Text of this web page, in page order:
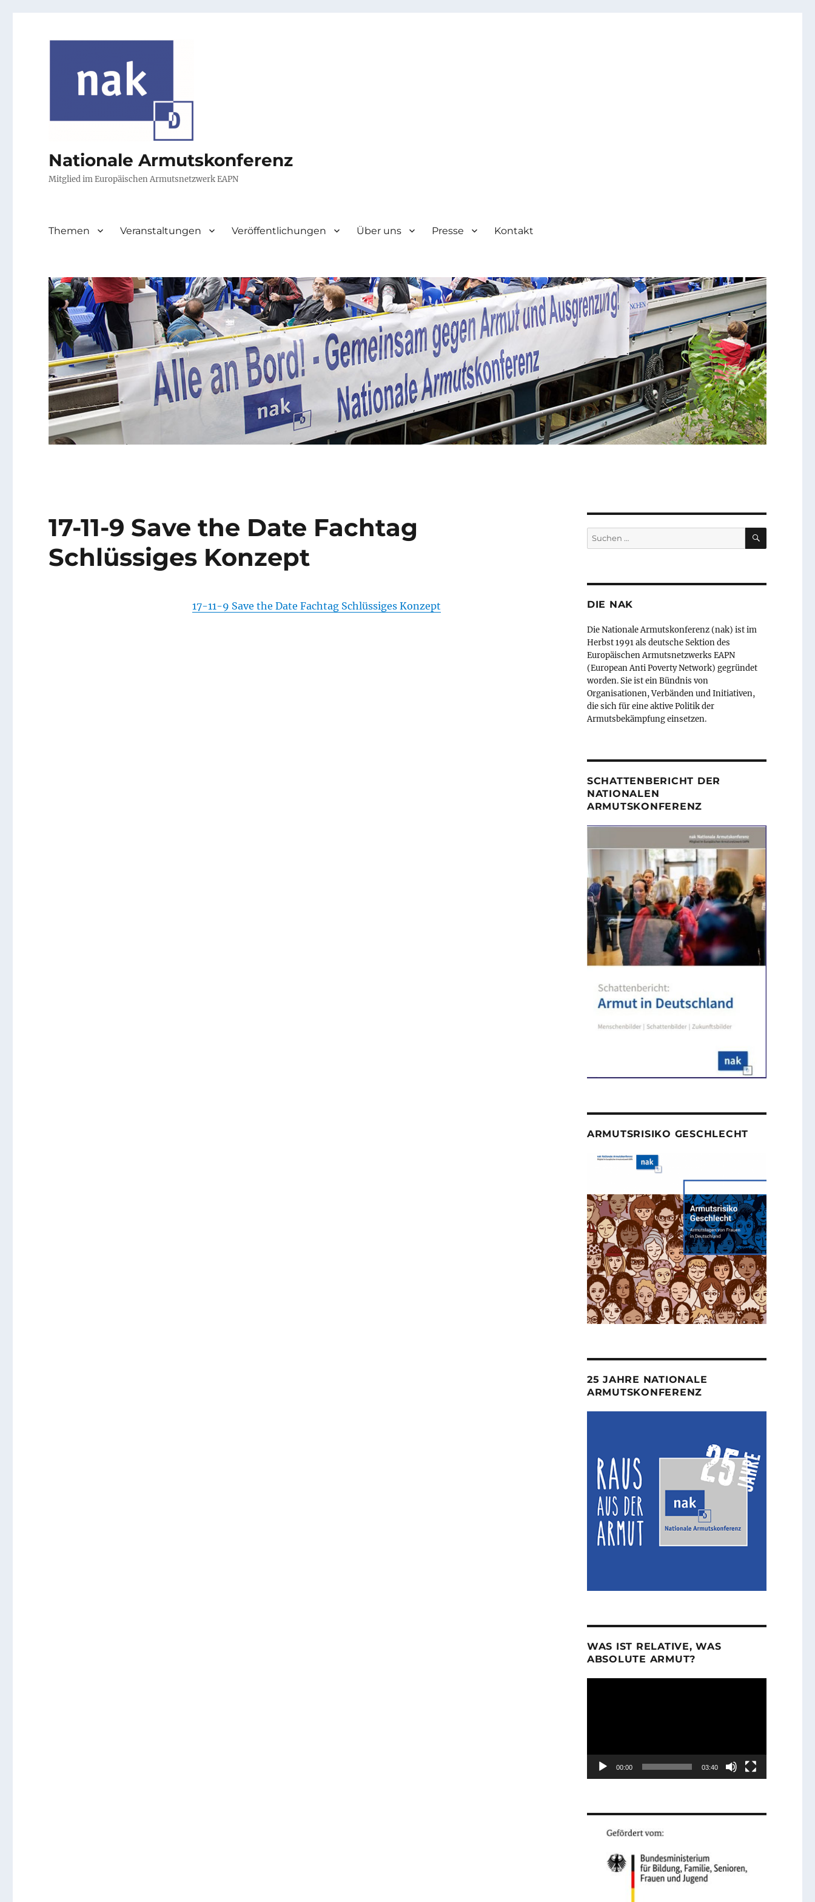
Nationale Armutskonferenz
Mitglied im Europäischen Armutsnetzwerk EAPN
Themen Veranstaltungen Veröffentlichungen Über uns Presse Kontakt
17-11-9 Save the Date Fachtag
Schlüssiges Konzept
17-11-9 Save the Date Fachtag Schlüssiges Konzept
Suchen
nach:
SUCHEN
DIE NAK
Die Nationale Armutskonferenz (nak) ist im
Herbst 1991 als deutsche Sektion des
Europäischen Armutsnetzwerks EAPN
(European Anti Poverty Network) gegründet
worden. Sie ist ein Bündnis von
Organisationen, Verbänden und Initiativen,
die sich für eine aktive Politik der
Armutsbekämpfung einsetzen.
SCHATTENBERICHT DER
NATIONALEN
ARMUTSKONFERENZ
ARMUTSRISIKO GESCHLECHT
25 JAHRE NATIONALE
ARMUTSKONFERENZ
WAS IST RELATIVE, WAS
ABSOLUTE ARMUT?
00:00 03:40